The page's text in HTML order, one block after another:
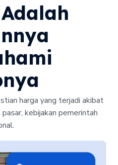
harga yang terjadi akibat
kebijakan pemerintah